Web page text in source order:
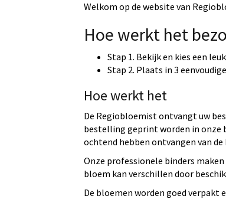
Welkom op de website van
Hoe werkt het
Stap 1. Bekijk en kies een
Stap 2. Plaats in 3
Hoe werkt het
De Regiobloemist ontvangt uw
bestelling geprint worden in onze
ochtend hebben ontvangen van de
Onze professionele binders
bloem kan verschillen door
De bloemen worden goed verpakt